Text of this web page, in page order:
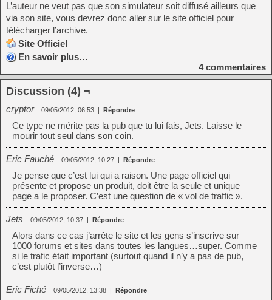
L’auteur ne veut pas que son simulateur soit diffusé ailleurs que
via son site, vous devrez donc aller sur le site officiel pour
télécharger l’archive.
Site Officiel
En savoir plus…
4commentaires
Discussion (4) ¬
cryptor 09/05/2012, 06:53 | Répondre
Ce type ne mérite pas la pub que tu lui fais, Jets. Laisse le
mourir tout seul dans son coin.
Eric Fauché 09/05/2012, 10:27 | Répondre
Je pense que c’est lui qui a raison. Une page officiel qui
présente et propose un produit, doit être la seule et unique
page a le proposer. C’est une question de « vol de traffic ».
Jets 09/05/2012, 10:37 | Répondre
Alors dans ce cas j’arrête le site et les gens s’inscrive sur
1000 forums et sites dans toutes les langues…super. Comme
si le trafic était important (surtout quand il n’y a pas de pub,
c’est plutôt l’inverse…)
Eric Fiché 09/05/2012, 13:38 | Répondre